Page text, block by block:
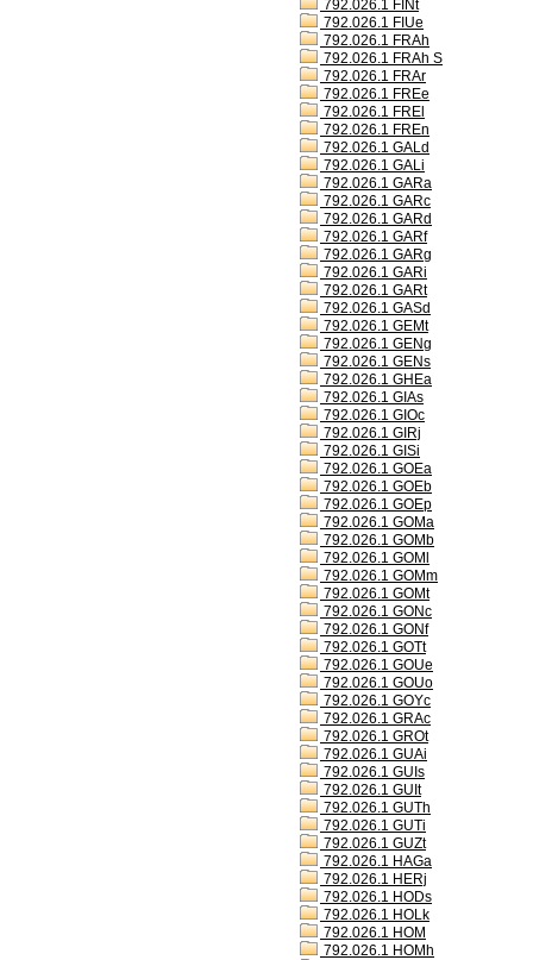
792.026.1 FINt
792.026.1 FIUe
792.026.1 FRAh
792.026.1 FRAh S
792.026.1 FRAr
792.026.1 FREe
792.026.1 FREl
792.026.1 FREn
792.026.1 GALd
792.026.1 GALi
792.026.1 GARa
792.026.1 GARc
792.026.1 GARd
792.026.1 GARf
792.026.1 GARg
792.026.1 GARi
792.026.1 GARt
792.026.1 GASd
792.026.1 GEMt
792.026.1 GENg
792.026.1 GENs
792.026.1 GHEa
792.026.1 GIAs
792.026.1 GIOc
792.026.1 GIRj
792.026.1 GISi
792.026.1 GOEa
792.026.1 GOEb
792.026.1 GOEp
792.026.1 GOMa
792.026.1 GOMb
792.026.1 GOMl
792.026.1 GOMm
792.026.1 GOMt
792.026.1 GONc
792.026.1 GONf
792.026.1 GOTt
792.026.1 GOUe
792.026.1 GOUo
792.026.1 GOYc
792.026.1 GRAc
792.026.1 GROt
792.026.1 GUAi
792.026.1 GUIs
792.026.1 GUIt
792.026.1 GUTh
792.026.1 GUTi
792.026.1 GUZt
792.026.1 HAGa
792.026.1 HERj
792.026.1 HODs
792.026.1 HOLk
792.026.1 HOM
792.026.1 HOMh